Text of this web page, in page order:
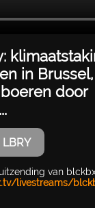
in Brussel,
door
van
livestreams/